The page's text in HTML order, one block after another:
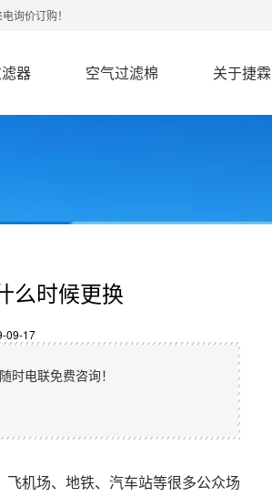
询价订购！
器 空气过滤棉 关于捷霖
么时候更换
09-17
时电联免费咨询！
机场、地铁、汽车站等很多公众场